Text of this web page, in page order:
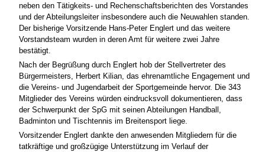
neben den Tätigkeits- und Rechenschaftsberichten des Vorstandes
und der Abteilungsleiter insbesondere auch die Neuwahlen standen.
Der bisherige Vorsitzende Hans-Peter Englert und das weitere
Vorstandsteam wurden in deren Amt für weitere zwei Jahre
bestätigt.
Nach der Begrüßung durch Englert hob der Stellvertreter des
Bürgermeisters, Herbert Kilian, das ehrenamtliche Engagement und
die Vereins- und Jugendarbeit der Sportgemeinde hervor. Die 343
Mitglieder des Vereins würden eindrucksvoll dokumentieren, dass
der Schwerpunkt der SpG mit seinen Abteilungen Handball,
Badminton und Tischtennis im Breitensport liege.
Vorsitzender Englert dankte den anwesenden Mitgliedern für die
tatkräftige und großzügige Unterstützung im Verlauf der